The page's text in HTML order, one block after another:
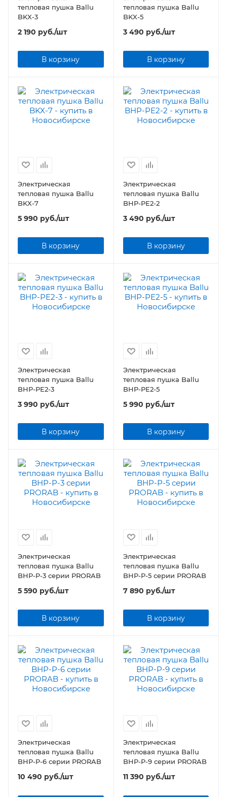
тепловая пушка Ballu
BKX-3
2 190 руб./шт
В корзину
тепловая пушка Ballu
BKX-5
3 490 руб./шт
В корзину
Электрическая
тепловая пушка Ballu
BKX-7
5 990 руб./шт
В корзину
Электрическая
тепловая пушка Ballu
BHP-PE2-2
3 490 руб./шт
В корзину
Электрическая
тепловая пушка Ballu
BHP-PE2-3
3 990 руб./шт
В корзину
Электрическая
тепловая пушка Ballu
BHP-PE2-5
5 990 руб./шт
В корзину
Электрическая
тепловая пушка Ballu
BHP-P-3 серии PRORAB
5 590 руб./шт
В корзину
Электрическая
тепловая пушка Ballu
BHP-P-5 серии PRORAB
7 890 руб./шт
В корзину
Электрическая
тепловая пушка Ballu
BHP-P-6 серии PRORAB
10 490 руб./шт
Электрическая
тепловая пушка Ballu
BHP-P-9 серии PRORAB
11 390 руб./шт